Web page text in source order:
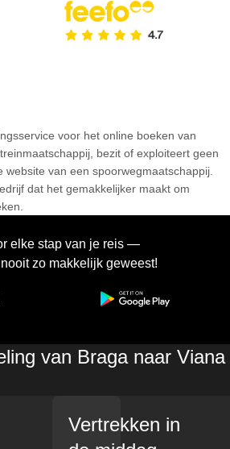
voor het online boeken van
bezit of exploiteert geen
van een spoorwegmaatschappij.
dat het gemakkelijker maakt om
elke stap van je reis —
zo makkelijk geweest!
van Braga naar Viana
Vertrekken in